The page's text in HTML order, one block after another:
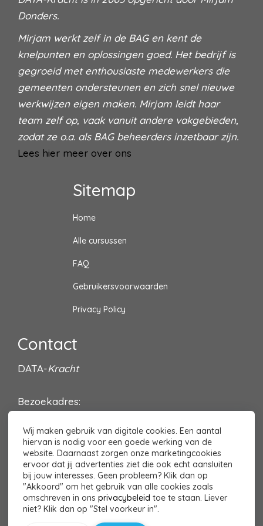
Donders.
Mirjam werkt zelf in de BAG en kent de
knelpunten en oplossingen goed. Het bedrijf is
gegroeid met enthousiaste medewerkers die
gemeenten ondersteunen en zich snel nieuwe
werkwijzen eigen maken. Mirjam leidt haar
team zelf op, vaak vanuit andere vakgebieden,
zodat ze o.a. als BAG beheerders inzetbaar zijn.
Lees hier meer over ons
Sitemap
Home
Alle cursussen
FAQ
Gebruikersvoorwaarden
Privacy Policy
Contact
DATA-Kracht
Bezoekadres:
Sint Michielsgestelseweg 8
5261 NH Vught
Contact?Klik hier
Wij maken gebruik van digitale cookies. Een aantal
hiervan is nodig voor een goede werking van de
website. Daarnaast zorgen onze marketingcookies
ervoor dat jij advertenties ziet die ook echt aansluiten
bij jouw interesses. Geen probleem? Klik dan op
"Akkoord" om het gebruik van alle cookies zoals
omschreven in ons privacybeleid toe te staan. Liever
niet? Klik dan op "Stel voorkeur in".